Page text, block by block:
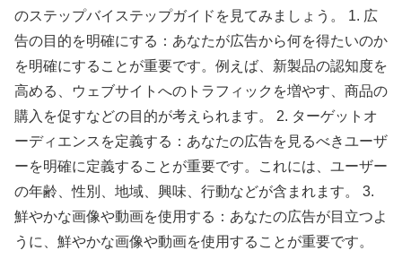
のステップバイステップガイドを見てみましょう。 1. 広
告の目的を明確にする：あなたが広告から何を得たいのか
を明確にすることが重要です。例えば、新製品の認知度を
高める、ウェブサイトへのトラフィックを増やす、商品の
購入を促すなどの目的が考えられます。 2. ターゲットオ
ーディエンスを定義する：あなたの広告を見るべきユーザ
ーを明確に定義することが重要です。これには、ユーザー
の年齢、性別、地域、興味、行動などが含まれます。 3.
鮮やかな画像や動画を使用する：あなたの広告が目立つよ
うに、鮮やかな画像や動画を使用することが重要です。